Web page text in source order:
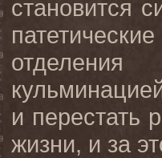
становится
и перестать
жизни, и за